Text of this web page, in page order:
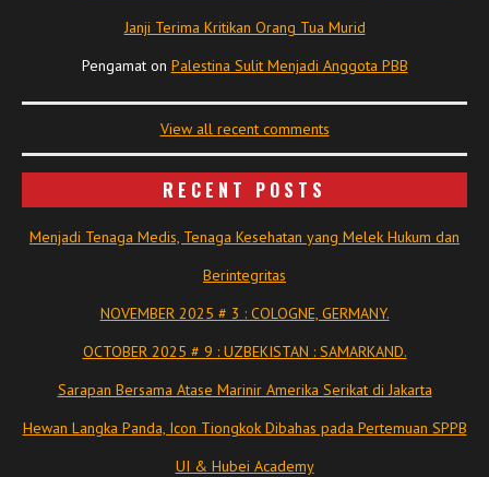
Janji Terima Kritikan Orang Tua Murid
Pengamaton Palestina Sulit Menjadi Anggota PBB
View all recent comments
RECENT POSTS
Menjadi Tenaga Medis, Tenaga Kesehatan yang Melek Hukum dan
Berintegritas
NOVEMBER 2025 # 3 : COLOGNE, GERMANY.
OCTOBER 2025 # 9 : UZBEKISTAN : SAMARKAND.
Sarapan Bersama Atase Marinir Amerika Serikat di Jakarta
Hewan Langka Panda, Icon Tiongkok Dibahas pada Pertemuan SPPB
UI & Hubei Academy